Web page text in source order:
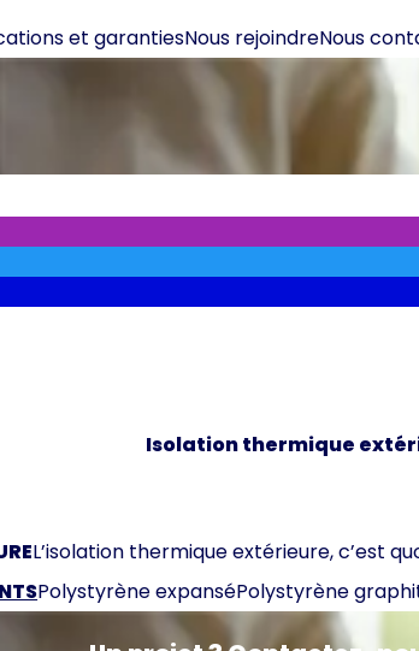
et garantiesNous rejoindreNous
Isolation thermique
L’isolation thermique extérieure, c’est
Polystyrène expanséPolystyrène